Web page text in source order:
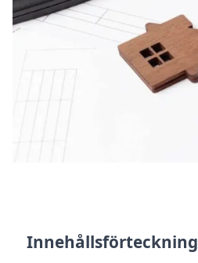
Innehållsförteckning